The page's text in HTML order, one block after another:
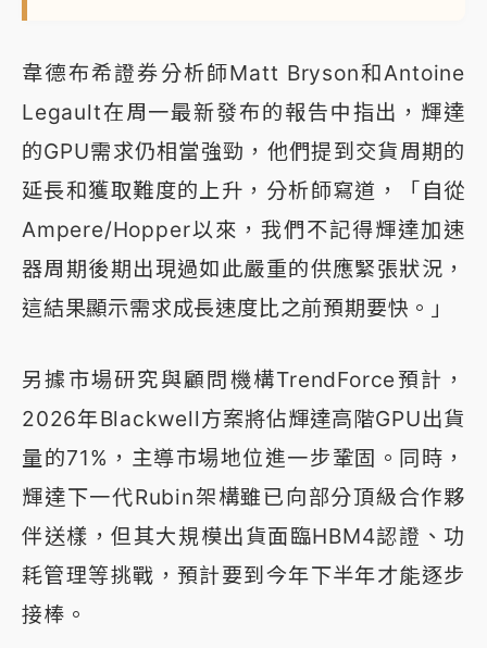
韋德布希證券分析師Matt Bryson和Antoine
Legault在周一最新發布的報告中指出，輝達
的GPU需求仍相當強勁，他們提到交貨周期的
延長和獲取難度的上升，分析師寫道，「自從
Ampere/Hopper以來，我們不記得輝達加速
器周期後期出現過如此嚴重的供應緊張狀況，
這結果顯示需求成長速度比之前預期要快。」
另據市場研究與顧問機構TrendForce預計，
2026年Blackwell方案將佔輝達高階GPU出貨
量的71%，主導市場地位進一步鞏固。同時，
輝達下一代Rubin架構雖已向部分頂級合作夥
伴送樣，但其大規模出貨面臨HBM4認證、功
耗管理等挑戰，預計要到今年下半年才能逐步
接棒。